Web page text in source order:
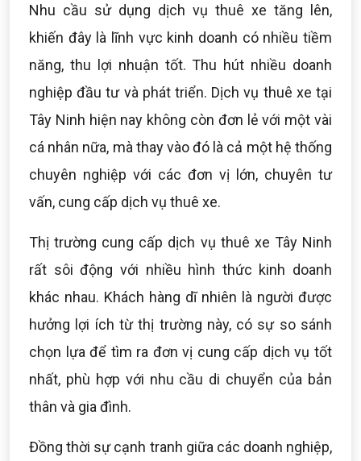
Nhu cầu sử dụng dịch vụ thuê xe tăng lên,
khiến đây là lĩnh vực kinh doanh có nhiều tiềm
năng, thu lợi nhuận tốt. Thu hút nhiều doanh
nghiệp đầu tư và phát triển. Dịch vụ thuê xe tại
Tây Ninh hiện nay không còn đơn lẻ với một vài
cá nhân nữa, mà thay vào đó là cả một hệ thống
chuyên nghiệp với các đơn vị lớn, chuyên tư
vấn, cung cấp dịch vụ thuê xe.
Thị trường cung cấp dịch vụ thuê xe Tây Ninh
rất sôi động với nhiều hình thức kinh doanh
khác nhau. Khách hàng dĩ nhiên là người được
hưởng lợi ích từ thị trường này, có sự so sánh
chọn lựa để tìm ra đơn vị cung cấp dịch vụ tốt
nhất, phù hợp với nhu cầu di chuyển của bản
thân và gia đình.
Đồng thời sự cạnh tranh giữa các doanh nghiệp,